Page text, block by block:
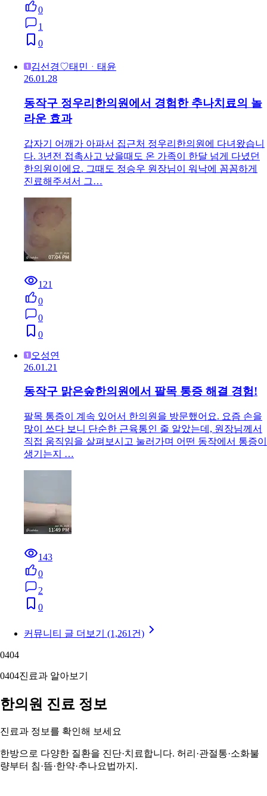
0
1
0
김선경♡태민ᆞ태윤
26.01.28
동작구 정우리한의원에서 경험한 추나치료의 놀
라운 효과
갑자기 어깨가 아파서 집근처 정우리한의원에 다녀왔습니
다. 3년전 접촉사고 났을때도 온 가족이 한달 넘게 다녔던
한의원이에요. 그때도 정승우 원장님이 워낙에 꼼꼼하게
진료해주셔서 그…
121
0
0
0
오성연
26.01.21
동작구 맑은숲한의원에서 팔목 통증 해결 경험!
팔목 통증이 계속 있어서 한의원을 방문했어요. 요즘 손을
많이 쓰다 보니 단순한 근육통인 줄 알았는데, 원장님께서
직접 움직임을 살펴보시고 눌러가며 어떤 동작에서 통증이
생기는지 …
143
0
2
0
커뮤니티 글 더보기 (1,261건)
0404
0404진료과 알아보기
한의원 진료 정보
진료과 정보를 확인해 보세요
한방으로 다양한 질환을 진단·치료합니다. 허리·관절통·소화불
량부터 침·뜸·한약·추나요법까지.